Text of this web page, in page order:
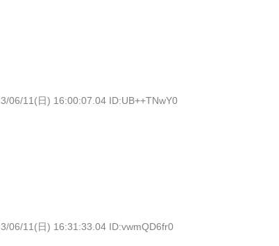
06/11(日) 16:00:07.04 ID:UB++TNwY0
06/11(日) 16:31:33.04 ID:vwmQD6fr0